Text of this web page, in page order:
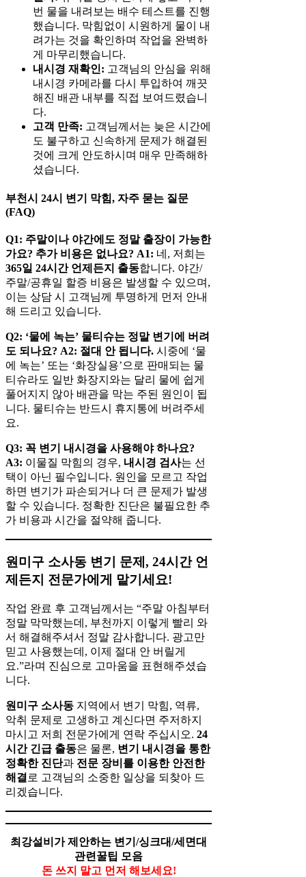
번 물을 내려보는 배수 테스트를 진행
했습니다. 막힘없이 시원하게 물이 내
려가는 것을 확인하며 작업을 완벽하
게 마무리했습니다.
내시경 재확인: 고객님의 안심을 위해
내시경 카메라를 다시 투입하여 깨끗
해진 배관 내부를 직접 보여드렸습니
다.
고객 만족: 고객님께서는 늦은 시간에
도 불구하고 신속하게 문제가 해결된
것에 크게 안도하시며 매우 만족해하
셨습니다.
부천시 24시 변기 막힘, 자주 묻는 질문
(FAQ)
Q1: 주말이나 야간에도 정말 출장이 가능한
가요? 추가 비용은 없나요? A1: 네, 저희는
365일 24시간 언제든지 출동합니다. 야간/
주말/공휴일 할증 비용은 발생할 수 있으며,
이는 상담 시 고객님께 투명하게 먼저 안내
해 드리고 있습니다.
Q2: ‘물에 녹는’ 물티슈는 정말 변기에 버려
도 되나요? A2: 절대 안 됩니다. 시중에 ‘물
에 녹는’ 또는 ‘화장실용’으로 판매되는 물
티슈라도 일반 화장지와는 달리 물에 쉽게
풀어지지 않아 배관을 막는 주된 원인이 됩
니다. 물티슈는 반드시 휴지통에 버려주세
요.
Q3: 꼭 변기 내시경을 사용해야 하나요?
A3: 이물질 막힘의 경우, 내시경 검사는 선
택이 아닌 필수입니다. 원인을 모르고 작업
하면 변기가 파손되거나 더 큰 문제가 발생
할 수 있습니다. 정확한 진단은 불필요한 추
가 비용과 시간을 절약해 줍니다.
원미구 소사동 변기 문제, 24시간 언
제든지 전문가에게 맡기세요!
작업 완료 후 고객님께서는 “주말 아침부터
정말 막막했는데, 부천까지 이렇게 빨리 와
서 해결해주셔서 정말 감사합니다. 광고만
믿고 사용했는데, 이제 절대 안 버릴게
요.”라며 진심으로 고마움을 표현해주셨습
니다.
원미구 소사동 지역에서 변기 막힘, 역류,
악취 문제로 고생하고 계신다면 주저하지
마시고 저희 전문가에게 연락 주십시오. 24
시간 긴급 출동은 물론, 변기 내시경을 통한
정확한 진단과 전문 장비를 이용한 안전한
해결 로 고객님의 소중한 일상을 되찾아 드
리겠습니다.
최강설비가 제안하는 변기/싱크대/세면대
관련꿀팁 모음
돈 쓰지 말고 먼저 해보세요!